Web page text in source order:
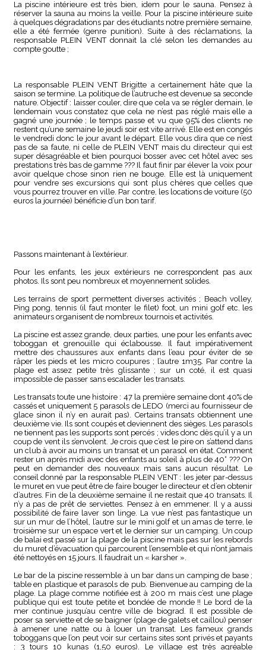
La piscine intérieure est très bien, idem pour le sauna. Pensez à
réserver la sauna au moins la veille. Pour la piscine intérieure suite
à quelques dégradations par des étudiants notre première semaine,
elle a été fermée (genre punition). Suite à des réclamations, la
responsable PLEIN VENT donnait la clé selon les demandes au
compte goutte ;
La responsable PLEIN VENT Brigitte a certainement hâte que la
saison se termine. La politique de l’autruche est devenue sa seconde
nature. Objectif : laisser couler, dire que cela va se régler demain, le
lendemain vous constatez que cela ne n’est pas réglé mais elle a
gagné une journée ; le temps passe et vu que 95% des clients ne
restent qu’une semaine le jeudi soir est vite arrivé. Elle est en congés
le vendredi donc le jour avant le départ. Elle vous dira que ce n’est
pas de sa faute, ni celle de PLEIN VENT mais du directeur qui est
super désagréable et bien pourquoi bosser avec cet hôtel avec ses
prestations très bas de gamme ??? Il faut finir par élever la voix pour
avoir quelque chose sinon rien ne bouge. Elle est là uniquement
pour vendre ses excursions qui sont plus chères que celles que
vous pourrez trouver en ville. Par contre, les locations de voiture (50
euros la journée) bénéficie d’un bon tarif.
Passons maintenant à l’extérieur.
Pour les enfants, les jeux extérieurs ne correspondent pas aux
photos. Ils sont peu nombreux et moyennement solides.
Les terrains de sport permettent diverses activités ; Beach volley,
Ping pong, tennis (il faut monter le filet) foot, un mini golf etc. les
animateurs organisent de nombreux tournois et activités.
La piscine est assez grande, deux parties, une pour les enfants avec
toboggan et grenouille qui éclabousse. Il faut impérativement
mettre des chaussures aux enfants dans l’eau pour éviter de se
râper les pieds et les micro coupures ; l’autre 1m35. Par contre la
plage est assez petite très glissante ; sur un coté, il est quasi
impossible de passer sans escalader les transats.
Les transats toute une histoire : 47 la première semaine dont 40% de
cassés et uniquement 5 parasols de LEDO (merci au fournisseur de
glace sinon il n’y en aurait pas). Certains transats obtiennent une
deuxième vie. Ils sont coupés et deviennent des sièges. Les parasols
ne tiennent pas les supports sont percés ; vides donc dès qu’il y a un
coup de vent ils s’envolent. Je crois que c’est le pire on s’attend dans
un club à avoir au moins un transat et un parasol en état. Comment
rester un après midi avec des enfants au soleil à plus de 40° ??? On
peut en demander des nouveaux mais sans aucun résultat. Le
conseil donné par la responsable PLEIN VENT : les jeter par-dessus
le muret en vue peut être de faire bouger le directeur et d’en obtenir
d’autres. Fin de la deuxième semaine il ne restait que 40 transats. Il
n’y a pas de prêt de serviettes. Pensez à en emmener. Il y a aussi
possibilité de faire laver son linge. La vue n’est pas fantastique un
sur un mur de l’hôtel, l’autre sur le mini golf et un amas de terre, le
troisième sur un espace vert et le dernier sur un camping. Un coup
de balai est passé sur la plage de la piscine mais pas sur les rebords
du muret d’évacuation qui parcourent l’ensemble et qui n’ont jamais
été nettoyés en 15 jours. Il faudrait un « karsher ».
Le bar de la piscine ressemble à un bar dans un camping de base ;
table en plastique et parasols de pub. Bienvenue au camping de la
plage. La plage comme notifiée est à 200 m mais c’est une plage
publique qui est toute petite et bondée de monde !! Le bord de la
mer continue jusqu’au centre ville de biograd. Il est possible de
poser sa serviette et de se baigner (plage de galets et caillou) penser
à amener une natte ou à louer un transat. Les fameux grands
toboggans que l’on peut voir sur certains sites sont privés et payants
: 3 tours 10 kunas (1,50 euros). Le village est très agréable